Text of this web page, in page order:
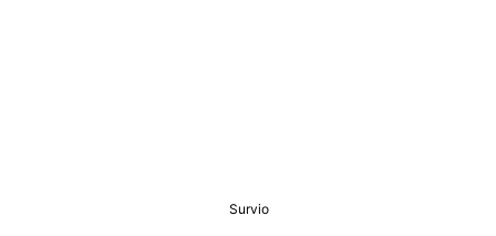
Survio